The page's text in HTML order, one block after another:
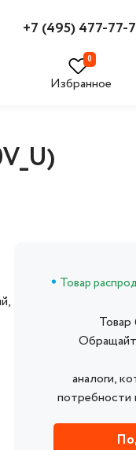
+7 (495) 477-77-
0
Избранное
Товар
аналоги,
потребности